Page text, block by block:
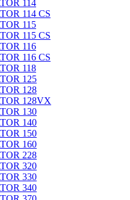
114
114 CS
115
115 CS
116
116 CS
118
125
128
128VX
130
140
150
160
228
320
330
340